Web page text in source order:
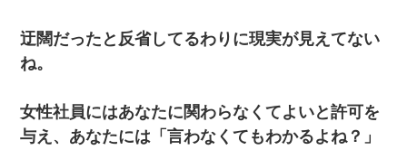
旦那の元嫁「離婚したとはいえ、私が本来の妻。許可なく結婚す
るなんてどういう神経してるの？離婚届を記入して持って来い」
→笑いが止まらなくなり・・・
義兄嫁「娘が大学に入ったら下宿させて」私「しつこい、学校斡
旋のアパートに行け」→ 旦那が義兄に通報したら「志望校を変え
ろ！」とキレて・・・
迂闊だったと反省してるわりに現実が見えてない
ね。
女性社員にはあなたに関わらなくてよいと許可を
与え、あなたには「言わなくてもわかるよね？」